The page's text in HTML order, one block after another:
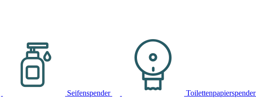
Seifenspender Toilettenpapierspender